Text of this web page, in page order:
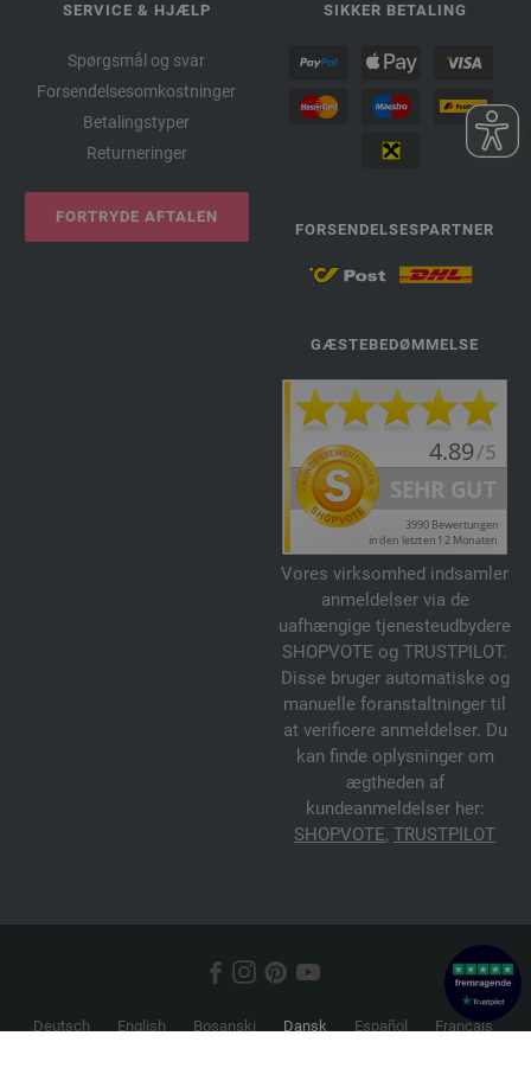
SERVICE & HJÆLP
Spørgsmål og svar
Forsendelsesomkostninger
Betalingstyper
Returneringer
FORTRYDE AFTALEN
SIKKER BETALING
FORSENDELSESPARTNER
GÆSTEBEDØMMELSE
Vores virksomhed indsamler
anmeldelser via de
uafhængige tjenesteudbydere
SHOPVOTE og TRUSTPILOT.
Disse bruger automatiske og
manuelle foranstaltninger til
at verificere anmeldelser. Du
kan finde oplysninger om
ægtheden af
kundeanmeldelser her:
SHOPVOTE, TRUSTPILOT
Deutsch English Bosanski Dansk Español
Français